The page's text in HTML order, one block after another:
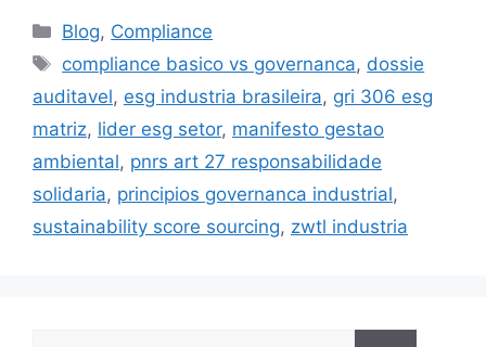
Blog, Compliance
compliance basico vs governanca, dossie
auditavel, esg industria brasileira, gri 306 esg
matriz, lider esg setor, manifesto gestao
ambiental, pnrs art 27 responsabilidade
solidaria, principios governanca industrial,
sustainability score sourcing, zwtl industria